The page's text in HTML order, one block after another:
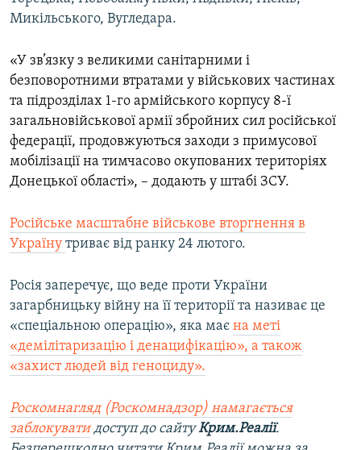
Микільського, Вугледара.
«У зв’язку з великими санітарними і
безповоротними втратами у військових частинах
та підрозділах 1-го армійського корпусу 8-ї
загальновійськової армії збройних сил російської
федерації, продовжуються заходи з примусової
мобілізації на тимчасово окупованих територіях
Донецької області», – додають у штабі ЗСУ.
Російське масштабне військове вторгнення в
Україну триває від ранку 24 лютого.
Росія заперечує, що веде проти України
загарбницьку війну на її території та називає це
«спеціальною операцію», яка має на меті
«демілітаризацію і денацифікацію», а також
«захист людей від геноциду».
Роскомнагляд (Роскомнадзор) намагається
заблокуватидоступ до сайтуКрим.Реалії.